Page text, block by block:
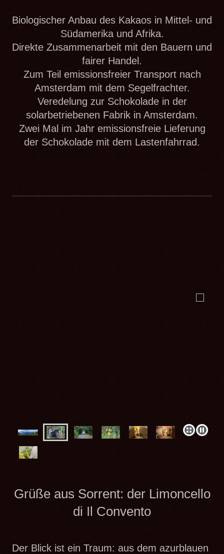
Biologischer Anbau des Kakaos in Mittel- und
Südamerika und Afrika.
Direkte Zusammenarbeit mit den Bauern und
fairer Handel.
Zum Teil emissionsfreier Transport nach
Amsterdam mit dem Segelfrachter.
Veredelung zur Schokolade in der
solarbetriebenen Fabrik in Amsterdam.
Zwei Mal im Jahr emissionsfreie Lieferung
der Schokolade mit dem Lastenfahrrad.
Grüße aus Sorrent: der Limoncello
di Il Convento
Der Blick ist ein Traum: aus dem azurblauen